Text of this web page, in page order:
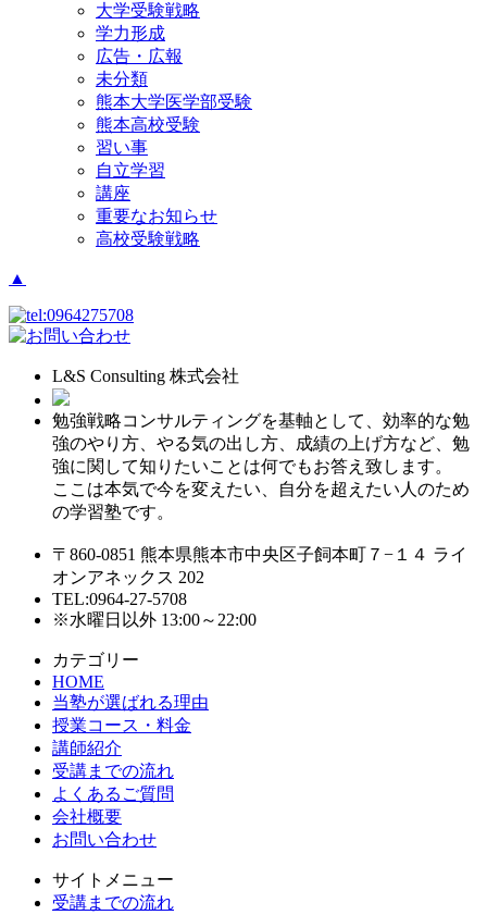
大学受験戦略
学力形成
広告・広報
未分類
熊本大学医学部受験
熊本高校受験
習い事
自立学習
講座
重要なお知らせ
高校受験戦略
▲
L&S Consulting 株式会社
勉強戦略コンサルティングを基軸として、効率的な勉
強のやり方、やる気の出し方、成績の上げ方など、勉
強に関して知りたいことは何でもお答え致します。
ここは本気で今を変えたい、自分を超えたい人のため
の学習塾です。
〒860-0851 熊本県熊本市中央区子飼本町７−１４ ライ
オンアネックス 202
TEL:0964-27-5708
※水曜日以外 13:00～22:00
カテゴリー
HOME
当塾が選ばれる理由
授業コース・料金
講師紹介
受講までの流れ
よくあるご質問
会社概要
お問い合わせ
サイトメニュー
受講までの流れ